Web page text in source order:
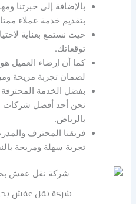
بالإضافة إلى خبرتنا
بتقديم خدمة عملاء
حيث نستمع بعناية
توقعاتك.
كما أن إرضاء العميل
لضمان تجربة مريحة
بفضل الخدمة المحترفة
نحن أحد أفضل
بالرياض.
فريقنا المحترف
تجربة سهلة ومريحة
شركة نقل عفش